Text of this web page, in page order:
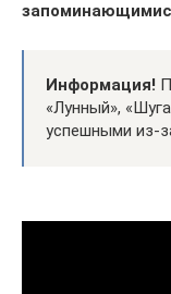
Информация!
«Лунный»,
успешными из-